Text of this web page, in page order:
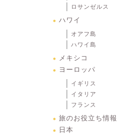
ロサンゼルス
ハワイ
オアフ島
ハワイ島
メキシコ
ヨーロッパ
イギリス
イタリア
フランス
旅のお役立ち情報
日本